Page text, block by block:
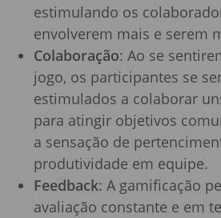
estimulando os
envolverem mais e serem
Colaboração: Ao se
jogo, os participantes se
estimulados a colaborar
para atingir objetivos
a sensação de
produtividade em equipe.
Feedback: A gamificação
avaliação constante e em